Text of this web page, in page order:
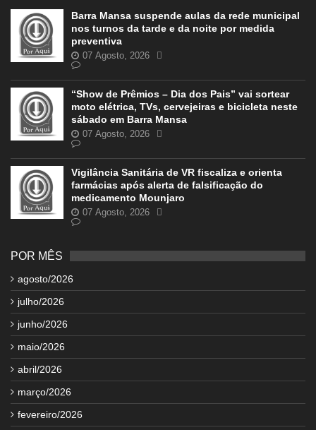
Barra Mansa suspende aulas da rede municipal
nos turnos da tarde e da noite por medida
preventiva
07 Agosto, 2026
“Show de Prêmios – Dia dos Pais” vai sortear
moto elétrica, TVs, cervejeiras e bicicleta neste
sábado em Barra Mansa
07 Agosto, 2026
Vigilância Sanitária de VR fiscaliza e orienta
farmácias após alerta de falsificação do
medicamento Mounjaro
07 Agosto, 2026
POR MÊS
agosto/2026
julho/2026
junho/2026
maio/2026
abril/2026
março/2026
fevereiro/2026